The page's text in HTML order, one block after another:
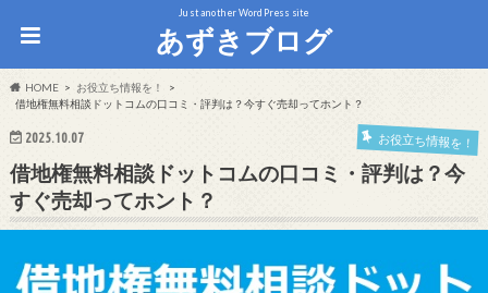
Just another WordPress site
あずきブログ
HOME
お役立ち情報を！
借地権無料相談ドットコムの口コミ・評判は？今すぐ売却ってホント？
2025.10.07 お役立ち情報を！
借地権無料相談ドットコムの口コミ・評判は？今
すぐ売却ってホント？